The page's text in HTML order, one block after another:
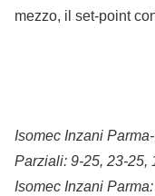
mezzo, il set-point
Isomec Inzani
Parziali: 9-25, 23-25,
Isomec Inzani